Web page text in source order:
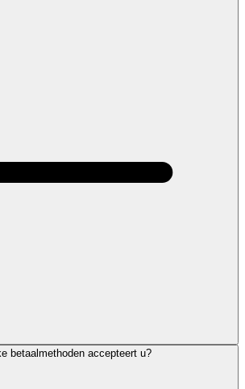
betaalmethoden accepteert u?